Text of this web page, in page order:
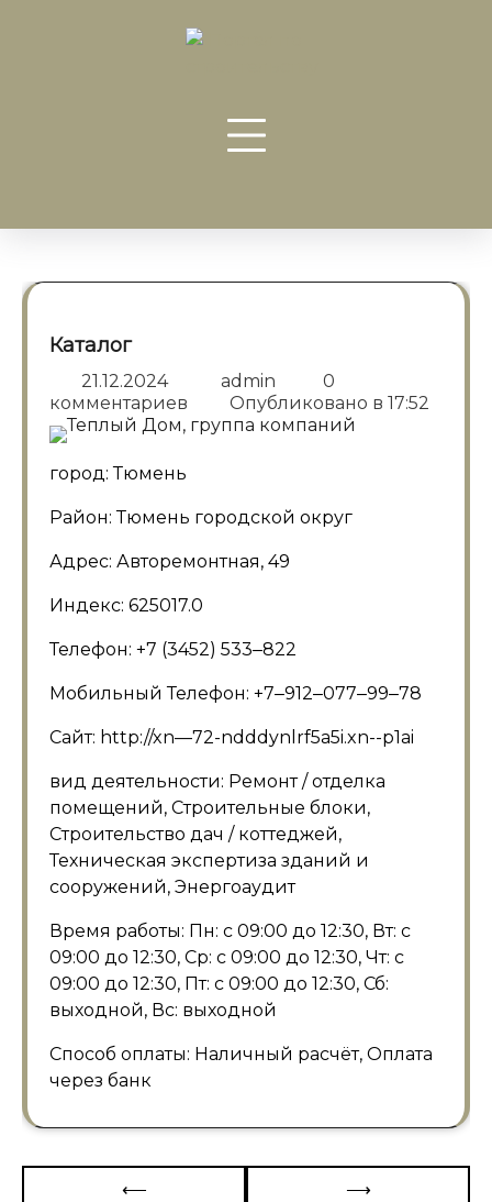
Каталог
21.12.2024 admin
0
комментариев
Опубликовано в 17:52
город: Тюмень
Район: Тюмень городской округ
Адрес: Авторемонтная, 49
Индекс: 625017.0
Телефон: +7 (3452) 533‒822
Мобильный Телефон: +7‒912‒077‒99‒78
Сайт: http://xn—72-ndddynlrf5a5i.xn--p1ai
вид деятельности: Ремонт / отделка
помещений, Строительные блоки,
Строительство дач / коттеджей,
Техническая экспертиза зданий и
сооружений, Энергоаудит
Время работы: Пн: с 09:00 до 12:30, Вт: с
09:00 до 12:30, Ср: с 09:00 до 12:30, Чт: с
09:00 до 12:30, Пт: с 09:00 до 12:30, Сб:
выходной, Вс: выходной
Способ оплаты: Наличный расчёт, Оплата
через банк
Навигация⟵
⟶